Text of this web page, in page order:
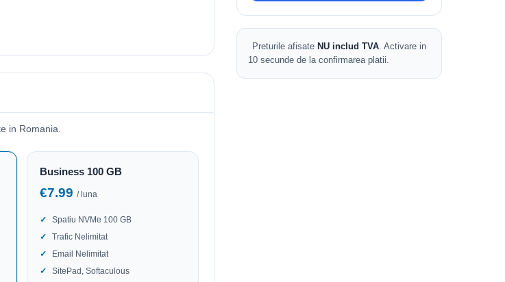
in Romania.
Business 100 GB
€7.99 / luna
Spatiu NVMe 100 GB
Trafic Nelimitat
Email Nelimitat
SitePad, Softaculous
Preturile afisate NU includ TVA . Activare in
10 secunde de la confirmarea platii.